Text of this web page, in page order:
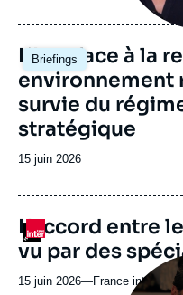
journal,
ou
émission
Briefings
Image
principale
L’Iran face à la
environnement
survie du
stratégique
Date
publication
15 juin 2026
Logo
URL
de
Spotify
L'accord entre
vu par des
15 juin 2026—Nom
France inter
Image
principale